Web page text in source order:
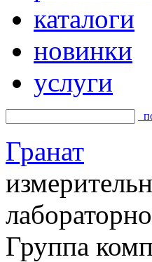
каталоги
новинки
услуги
Гранат
Группа